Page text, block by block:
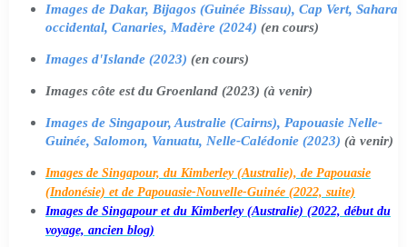
Images de Dakar, Bijagos (Guinée Bissau), Cap Vert, Sahara
occidental, Canaries, Madère (2024) (en cours)
Images d'Islande (2023) (en cours)
Images côte est du Groenland (2023) (à venir)
Images de Singapour, Australie (Cairns), Papouasie Nelle-
Guinée, Salomon, Vanuatu, Nelle-Calédonie (2023) (à venir)
Images de Singapour, du Kimberley (Australie), de Papouasie
(Indonésie) et de Papouasie-Nouvelle-Guinée (2022, suite)
Images de Singapour et du Kimberley (Australie) (2022, début du
voyage, ancien blog)